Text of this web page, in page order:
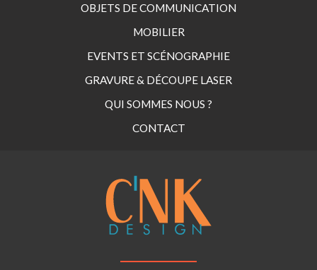
OBJETS DE COMMUNICATION
MOBILIER
EVENTS ET SCÉNOGRAPHIE
GRAVURE & DÉCOUPE LASER
QUI SOMMES NOUS ?
CONTACT